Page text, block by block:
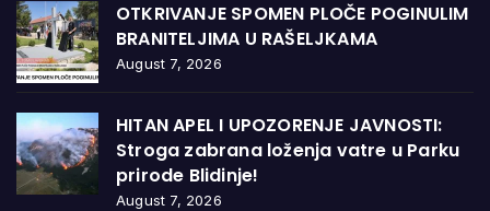
OTKRIVANJE SPOMEN PLOČE POGINULIM
BRANITELJIMA U RAŠELJKAMA
August 7, 2026
HITAN APEL I UPOZORENJE JAVNOSTI:
Stroga zabrana loženja vatre u Parku
prirode Blidinje!
August 7, 2026